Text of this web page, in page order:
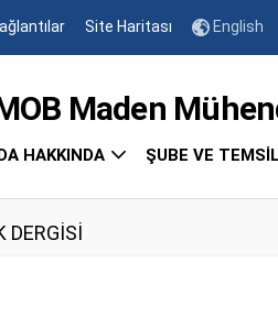
Site Haritası English
Maden
HAKKINDA ŞUBE VE
DERGİSİ